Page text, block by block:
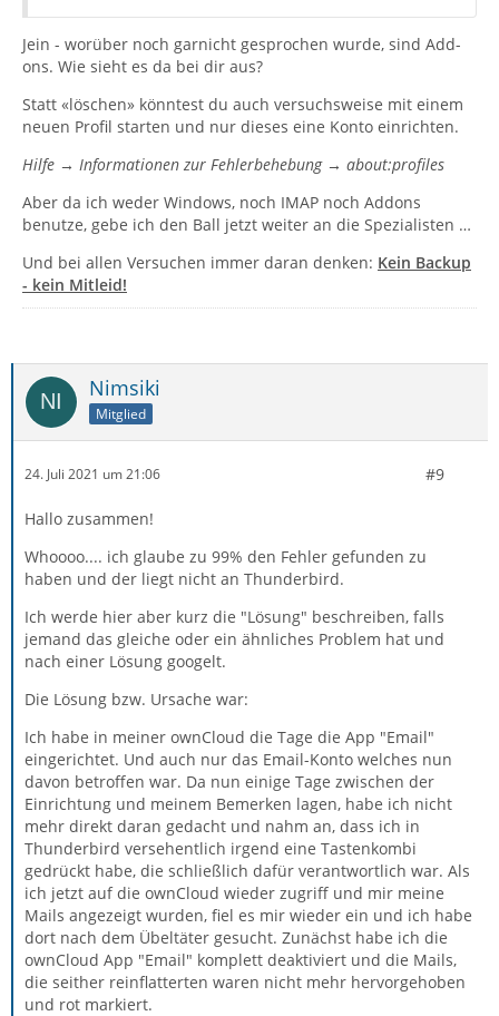
Jein - worüber noch garnicht gesprochen wurde, sind Add-
ons. Wie sieht es da bei dir aus?
Statt «löschen» könntest du auch versuchsweise mit einem
neuen Profil starten und nur dieses eine Konto einrichten.
Hilfe → Informationen zur Fehlerbehebung → about:profiles
Aber da ich weder Windows, noch IMAP noch Addons
benutze, gebe ich den Ball jetzt weiter an die Spezialisten …
Und bei allen Versuchen immer daran denken: Kein Backup
- kein Mitleid!
Nimsiki
Mitglied
24. Juli 2021 um 21:06 #9
Hallo zusammen!
Whoooo.... ich glaube zu 99% den Fehler gefunden zu
haben und der liegt nicht an Thunderbird.
Ich werde hier aber kurz die "Lösung" beschreiben, falls
jemand das gleiche oder ein ähnliches Problem hat und
nach einer Lösung googelt.
Die Lösung bzw. Ursache war:
Ich habe in meiner ownCloud die Tage die App "Email"
eingerichtet. Und auch nur das Email-Konto welches nun
davon betroffen war. Da nun einige Tage zwischen der
Einrichtung und meinem Bemerken lagen, habe ich nicht
mehr direkt daran gedacht und nahm an, dass ich in
Thunderbird versehentlich irgend eine Tastenkombi
gedrückt habe, die schließlich dafür verantwortlich war. Als
ich jetzt auf die ownCloud wieder zugriff und mir meine
Mails angezeigt wurden, fiel es mir wieder ein und ich habe
dort nach dem Übeltäter gesucht. Zunächst habe ich die
ownCloud App "Email" komplett deaktiviert und die Mails,
die seither reinflatterten waren nicht mehr hervorgehoben
und rot markiert.